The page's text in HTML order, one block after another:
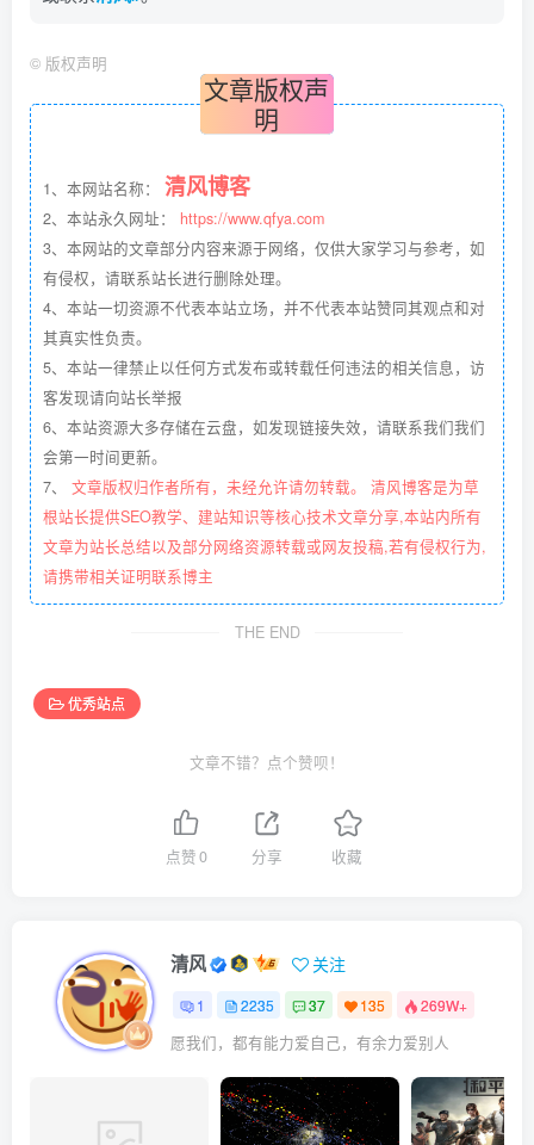
© 版权声明
文章版权声
明
1、本网站名称： 清风博客
2、本站永久网址： https://www.qfya.com
3、本网站的文章部分内容来源于网络，仅供大家学习与参考，如
有侵权，请联系站长进行删除处理。
4、本站一切资源不代表本站立场，并不代表本站赞同其观点和对
其真实性负责。
5、本站一律禁止以任何方式发布或转载任何违法的相关信息，访
客发现请向站长举报
6、本站资源大多存储在云盘，如发现链接失效，请联系我们我们
会第一时间更新。
7、 文章版权归作者所有，未经允许请勿转载。 清风博客是为草
根站长提供SEO教学、建站知识等核心技术文章分享,本站内所有
文章为站长总结以及部分网络资源转载或网友投稿,若有侵权行为,
请携带相关证明联系博主
THE END
优秀站点
文章不错？点个赞呗！
点赞0 分享 收藏
清风 关注
1 2235 37 135 269W+
愿我们，都有能力爱自己，有余力爱别人